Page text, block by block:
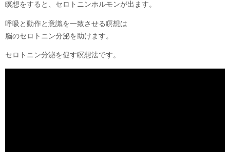
瞑想をすると、セロトニンホルモンが出ます。
呼吸と動作と意識を一致させる瞑想は
脳のセロトニン分泌を助けます。
セロトニン分泌を促す瞑想法です。